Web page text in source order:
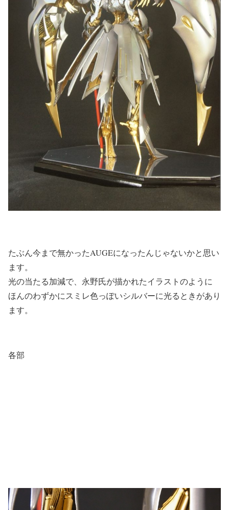
たぶん今まで無かったAUGEになったんじゃないかと思い
ます。
光の当たる加減で、永野氏が描かれたイラストのように
ほんのわずかにスミレ色っぽいシルバーに光るときがあり
ます。
各部